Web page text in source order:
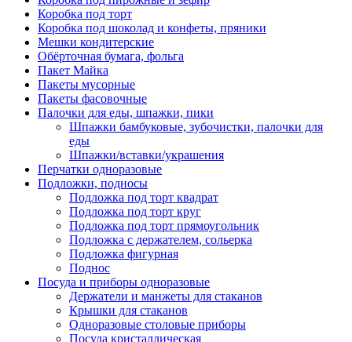
Коробка под торт
Коробка под шоколад и конфеты, пряники
Мешки кондитерские
Обёрточная бумага, фольга
Пакет Майка
Пакеты мусорные
Пакеты фасовочные
Палочки для еды, шпажки, пики
Шпажки бамбуковые, зубочистки, палочки для
еды
Шпажки/вставки/украшения
Перчатки одноразовые
Подложки, подносы
Подложка под торт квадрат
Подложка под торт круг
Подложка под торт прямоугольник
Подложка с держателем, сольерка
Подложка фигурная
Поднос
Посуда и приборы одноразовые
Держатели и манжеты для стаканов
Крышки для стаканов
Одноразовые столовые приборы
Посуда кристаллическая